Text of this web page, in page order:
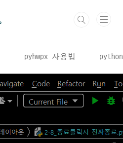
pyhwpx 사용법